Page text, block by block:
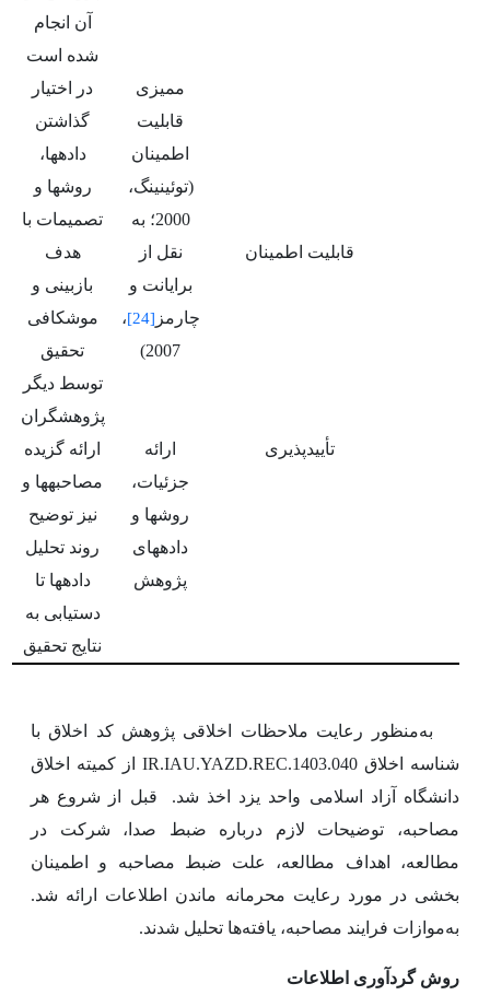
آن انجام
شده است
قابلیت اطمینان
ممیزی
قابلیت
اطمینان
(توئینینگ،
2000؛ به
نقل از
برایانت و
چارمز [24]،
2007)
در اختیار
گذاشتن
داده­ها،
روش­ها و
تصمیمات با
هدف
بازبینی و
موشکافی
تحقیق
توسط دیگر
پژوهشگران
تأییدپذیری
ارائه
جزئیات،
روش­ها و
داده­های
پژوهش
ارائه گزیده
مصاحبه­ها و
نیز توضیح
روند تحلیل
داده­ها تا
دستیابی به
نتایج تحقیق
به‌منظور رعایت ملاحظات اخلاقی پژوهش کد اخلاق با
شناسه اخلاق IR.IAU.YAZD.REC.1403.040 از کمیته اخلاق
دانشگاه آزاد اسلامی واحد یزد اخذ شد.
قبل از شروع هر
مصاحبه، توضیحات لازم درباره ضبط صدا، شرکت در
مطالعه، اهداف مطالعه، علت ضبط مصاحبه و اطمینان
بخشی در مورد رعایت محرمانه ماندن اطلاعات ارائه شد.
به‌موازات فرایند مصاحبه، یافته‌ها تحلیل شدند.
روش گردآوری اطلاعات